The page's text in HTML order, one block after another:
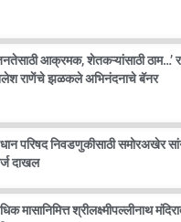
आक्रमक, शेतकऱ्यांसाठी ठाम…’
राणेंचे झळकले अभिनंदनाचे बॅनर
परिषद निवडणुकीसाठी समोरअखेर
दाखल
मासानिमित्त श्रीलक्ष्मीपल्लीनाथ